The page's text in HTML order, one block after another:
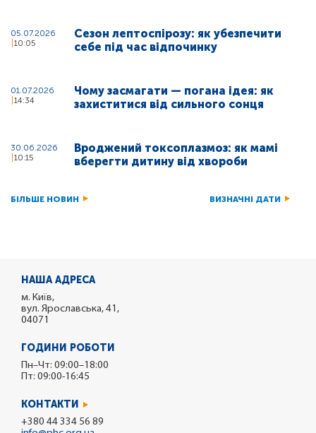
05.07.2026
10:05
Сезон лептоспірозу: як убезпечити
себе під час відпочинку
01.07.2026
14:34
Чому засмагати — погана ідея: як
захиститися від сильного сонця
30.06.2026
10:15
Вроджений токсоплазмоз: як мамі
вберегти дитину від хвороби
БІЛЬШЕ НОВИН ВИЗНАЧНІ ДАТИ
НАША АДРЕСА
м. Київ,
вул. Ярославська, 41,
04071
ГОДИНИ РОБОТИ
Пн–Чт: 09:00–18:00
Пт: 09:00-16:45
КОНТАКТИ
+380 44 334 56 89